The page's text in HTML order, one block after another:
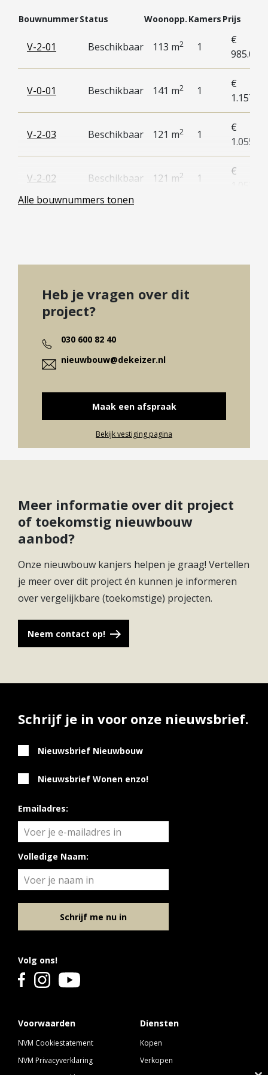
BouwnummerStatus Woonopp. Kamers Prijs
V-2-01 Beschikbaar 113 m2 1
€
V-0-01 Beschikbaar 141 m2 1
€
V-2-03 Beschikbaar 121 m2 1
€
V-2-02 Beschikbaar 121 m2 1
€
V-2-04 Beschikbaar 121 m2 1
V-2-06 Beschikbaar
V-2-08 Beschikbaar 121 m
2
Alle bouwnummers tonen
Heb je vragen over dit
project?
030 600 82 40
nieuwbouw@dekeizer.nl
Maak een afspraak
Bekijk vestiging pagina
Meer informatie over dit project
of toekomstig nieuwbouw
aanbod?
Onze nieuwbouw kanjers helpen je graag! Vertellen
je meer over dit project én kunnen je informeren
over vergelijkbare (toekomstige) projecten.
Neem contact op!
Voorwaarden
NVM Cookiestatement
NVM Privacyverklaring
Diensten
Kopen
Verkopen
Volg ons!
Schrijf je in voor onze nieuwsbrief.
Nieuwsbrief Nieuwbouw
Nieuwsbrief Wonen enzo!
Emailadres:
Volledige Naam:
Schrijf me nu in